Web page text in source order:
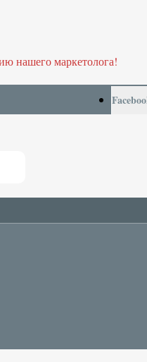
нашего маркетолога!